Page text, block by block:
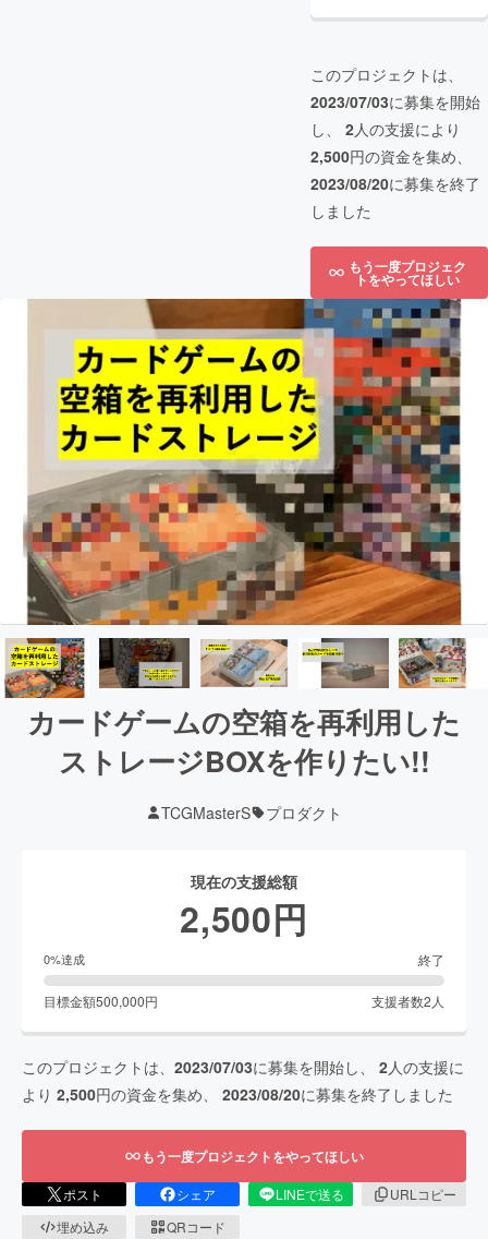
このプロジェクトは、
2023/07/03に募集を開始
し、 2人の支援により
2,500円の資金を集め、
2023/08/20に募集を終了
しました
もう一度プロジェク
トをやってほしい
カードゲームの空箱を再利用した
ストレージBOXを作りたい!!
TCGMasterS プロダクト
現在の支援総額
2,500円
0%達成 終了
目標金額500,000円 支援者数2 人
このプロジェクトは、 2023/07/03に募集を開始し、 2人の支援に
より 2,500円の資金を集め、 2023/08/20に募集を終了しました
もう一度プロジェクトをやってほしい
ポスト シェア LINEで送る
URLコピー
埋め込み
QRコード